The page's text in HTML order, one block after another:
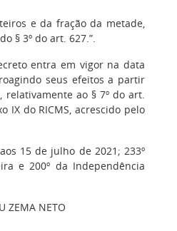
e da fração da metade,
§ 3º do art. 627.”.
entra em vigor na data
seus efeitos a partir
relativamente ao § 7º do art.
IX do RICMS, acrescido pelo
15 de julho de 2021; 233º
e 200º da Independência
ZEMA NETO